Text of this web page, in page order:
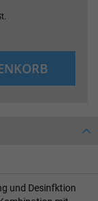
und Desinfktion